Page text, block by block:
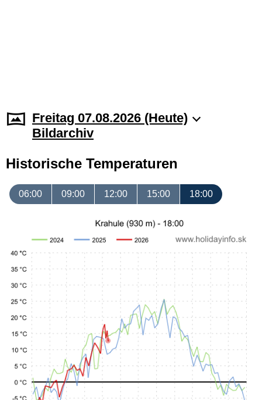
Freitag 07.08.2026 (Heute)
Bildarchiv
Historische Temperaturen
06:00 09:00 12:00 15:00 18:00